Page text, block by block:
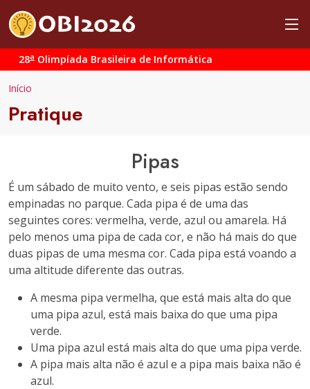
28a Olimpíada Brasileira de Informática
Início
Pratique
Pipas
É um sábado de muito vento, e seis pipas estão sendo
empinadas no parque. Cada pipa é de uma das
seguintes cores: vermelha, verde, azul ou amarela. Há
pelo menos uma pipa de cada cor, e não há mais do que
duas pipas de uma mesma cor. Cada pipa está voando a
uma altitude diferente das outras.
A mesma pipa vermelha, que está mais alta do que
uma pipa azul, está mais baixa do que uma pipa
verde.
Uma pipa azul está mais alta do que uma pipa verde.
A pipa mais alta não é azul e a pipa mais baixa não é
azul.